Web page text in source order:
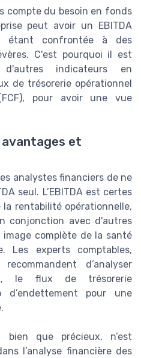
compte du besoin en fonds
peut avoir un EBITDA
étant confrontée à des
C'est pourquoi il est
d'autres indicateurs en
de trésorerie opérationnel
pour avoir une vue
et
analystes financiers de ne
seul. L’EBITDA est certes
rentabilité opérationnelle,
conjonction avec d'autres
complète de la santé
Les experts comptables,
d’analyser
le flux de trésorerie
pour une
bien que précieux, n’est
l’analyse financière des